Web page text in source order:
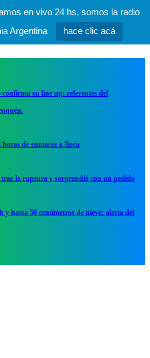
en vivo 24 hs, somos la radio
Argentina
hace clic acá
su line up: referentes del
de sumarse a Boca
la ruptura y sorprendió con un pedido
y hasta 50 centímetros de nieve: alerta del